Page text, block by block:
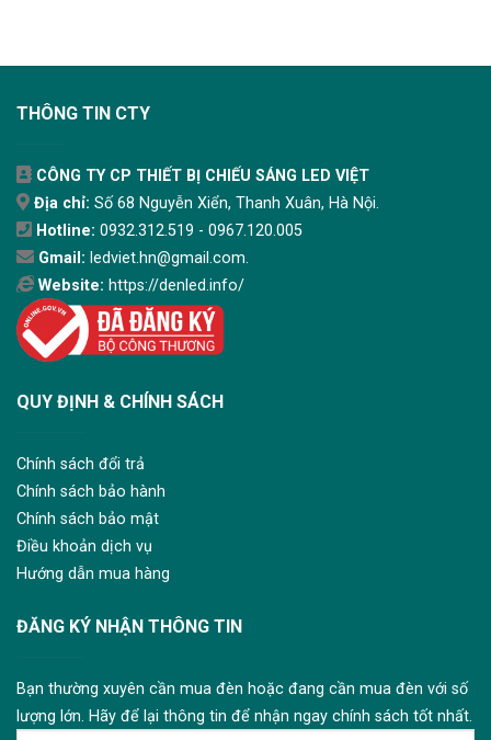
THÔNG TIN CTY
CÔNG TY CP THIẾT BỊ CHIẾU SÁNG LED VIỆT
Địa chỉ: Số 68 Nguyễn Xiển, Thanh Xuân, Hà Nội.
Hotline: 0932.312.519 - 0967.120.005
Gmail: ledviet.hn@gmail.com.
Website: https://denled.info/
QUY ĐỊNH & CHÍNH SÁCH
Chính sách đổi trả
Chính sách bảo hành
Chính sách bảo mật
Điều khoản dịch vụ
Hướng dẫn mua hàng
ĐĂNG KÝ NHẬN THÔNG TIN
Bạn thường xuyên cần mua đèn hoặc đang cần mua đèn với số
lượng lớn. Hãy để lại thông tin để nhận ngay chính sách tốt nhất.